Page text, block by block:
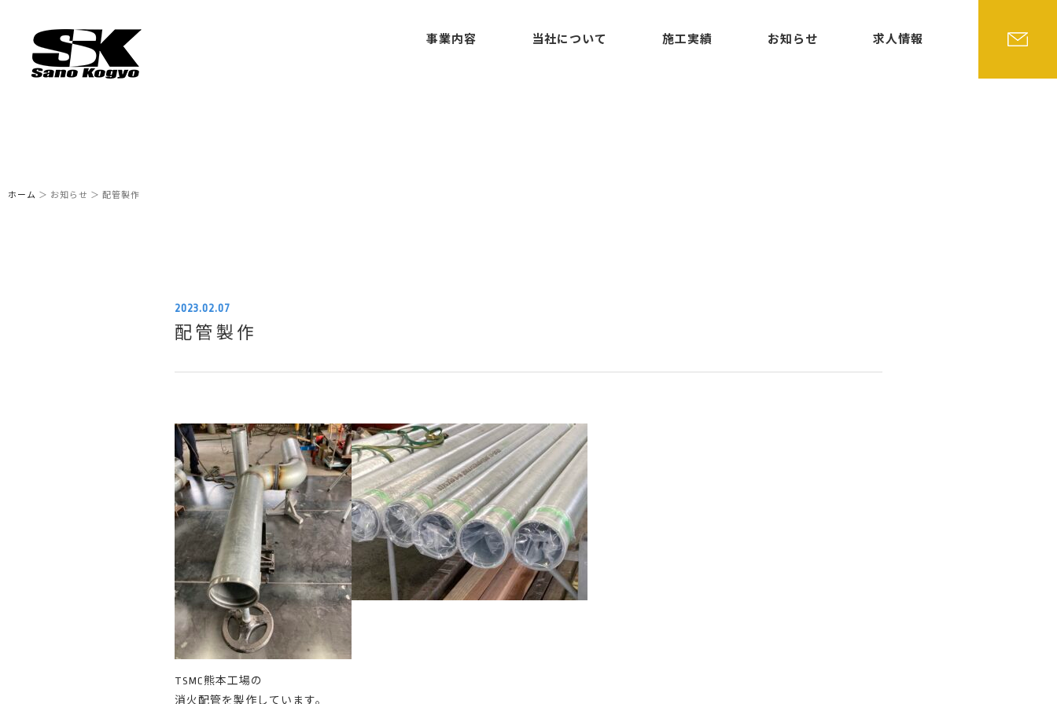
事業内容 当社について 施工実績 お知らせ 求人情報
ホーム ＞ お知らせ ＞ 配管製作
2023.02.07
配管製作
TSMC熊本工場の
消火配管を製作しています。